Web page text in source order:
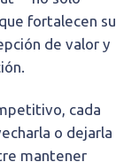
fortalecen su
de valor y
cada
o dejarla
mantener